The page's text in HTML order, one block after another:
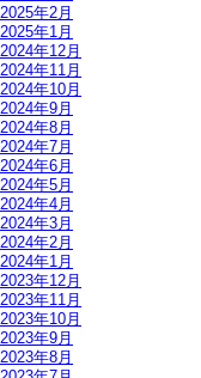
2025年2月
2025年1月
2024年12月
2024年11月
2024年10月
2024年9月
2024年8月
2024年7月
2024年6月
2024年5月
2024年4月
2024年3月
2024年2月
2024年1月
2023年12月
2023年11月
2023年10月
2023年9月
2023年8月